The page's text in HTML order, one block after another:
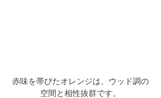
赤味を帯びたオレンジは、ウッド調の
空間と相性抜群です。